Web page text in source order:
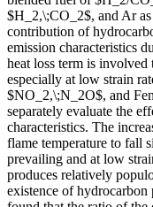
$H_2,\;CO_2$, and Ar
contribution of
emission characteristics
heat loss term is
especially at low strain
$NO_2,\;N_2O$, and
separately evaluate the
characteristics. The
flame temperature to fall
prevailing and at low
produces relatively
existence of